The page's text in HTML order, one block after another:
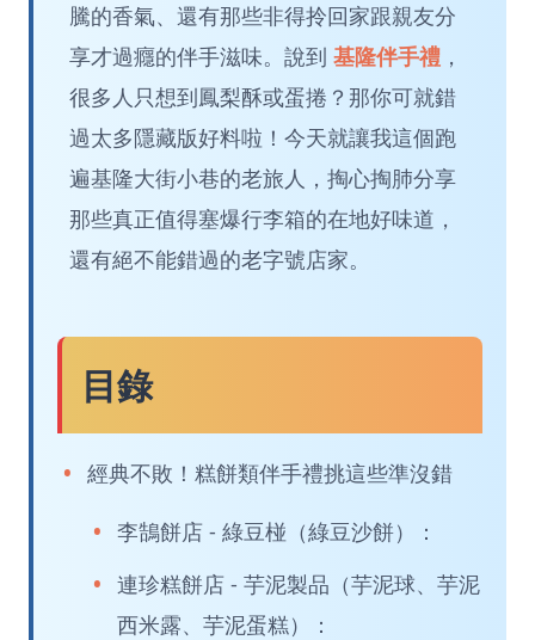
騰的香氣、還有那些非得拎回家跟親友分
享才過癮的伴手滋味。說到 基隆伴手禮 ，
很多人只想到鳳梨酥或蛋捲？那你可就錯
過太多隱藏版好料啦！今天就讓我這個跑
遍基隆大街小巷的老旅人，掏心掏肺分享
那些真正值得塞爆行李箱的在地好味道，
還有絕不能錯過的老字號店家。
目錄
經典不敗！糕餅類伴手禮挑這些準沒錯
李鵠餅店 - 綠豆椪（綠豆沙餅）：
連珍糕餅店 - 芋泥製品（芋泥球、芋泥
西米露、芋泥蛋糕）：